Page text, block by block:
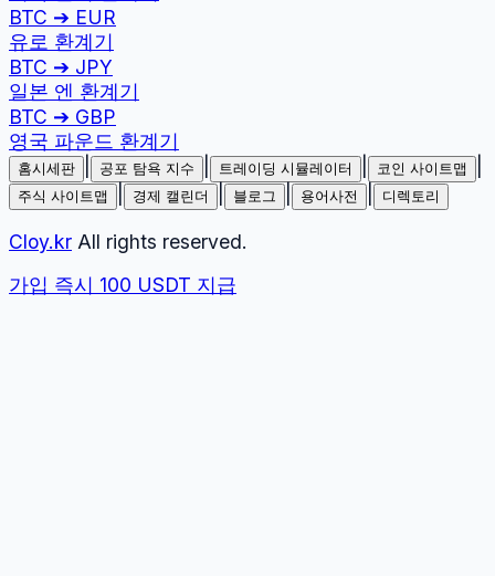
BTC ➔ EUR
유로 환계기
BTC ➔ JPY
일본 엔 환계기
BTC ➔ GBP
영국 파운드 환계기
홈시세판 공포 탐욕 지수 트레이딩 시뮬레이터 코인 사이트맵
주식 사이트맵 경제 캘린더 블로그 용어사전 디렉토리
Cloy.kr All rights reserved.
가입 즉시 100 USDT 지급